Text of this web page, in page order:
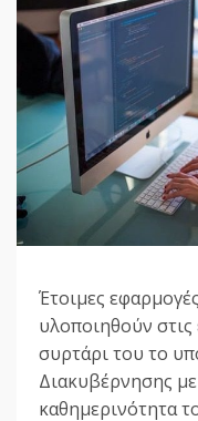
Έτοιμες
υλοποιηθούν
συρτάρι του το
Διακυβέρνησης
καθημερινότητα